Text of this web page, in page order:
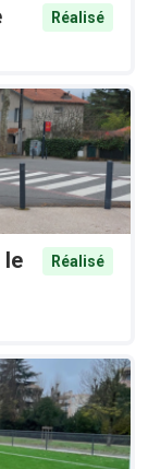
Réalisé
le
Réalisé